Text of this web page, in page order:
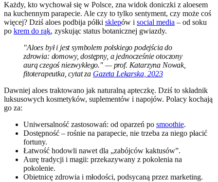
Każdy, kto wychował się w Polsce, zna widok doniczki z aloesem
na kuchennym parapecie. Ale czy to tylko sentyment, czy może coś
więcej? Dziś aloes podbija półki sklepów i social media – od soku
po krem do rąk, zyskując status botanicznej gwiazdy.
"Aloes był i jest symbolem polskiego podejścia do
zdrowia: domowy, dostępny, a jednocześnie otoczony
aurą czegoś niezwykłego." — prof. Katarzyna Nowak,
fitoterapeutka, cytat za Gazeta Lekarska, 2023
Dawniej aloes traktowano jak naturalną apteczkę. Dziś to składnik
luksusowych kosmetyków, suplementów i napojów. Polacy kochają
go za:
Uniwersalność zastosowań: od oparzeń po smoothie.
Dostępność – rośnie na parapecie, nie trzeba za niego płacić
fortuny.
Łatwość hodowli nawet dla „zabójców kaktusów”.
Aurę tradycji i magii: przekazywany z pokolenia na
pokolenie.
Obietnicę zdrowia i młodości, podsycaną przez marketing.